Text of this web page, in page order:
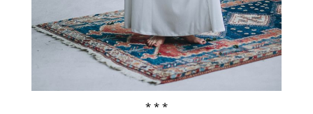
* * *